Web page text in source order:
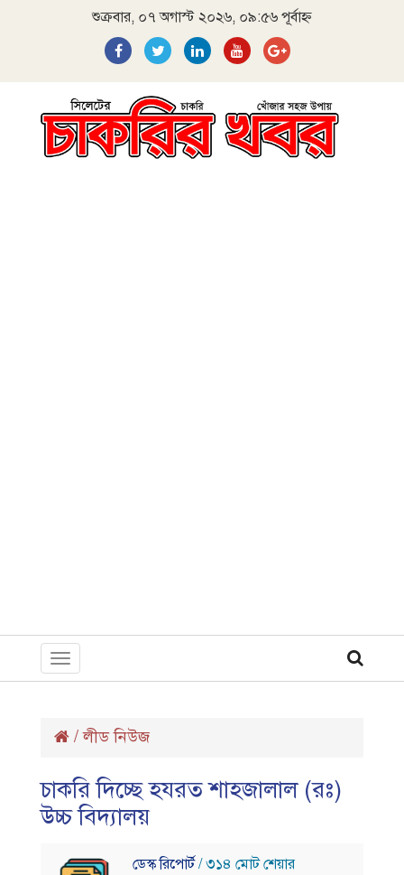
শুক্রবার, ০৭ অগাস্ট ২০২৬, ০৯:৫৬ পূর্বাহ্ন
Toggle
navigation
/লীড নিউজ
চাকরি দিচ্ছে হযরত শাহজালাল (রঃ)
উচ্চ বিদ্যালয়
ডেস্ক রিপোর্ট/ ৩১৪ মোট শেয়ার